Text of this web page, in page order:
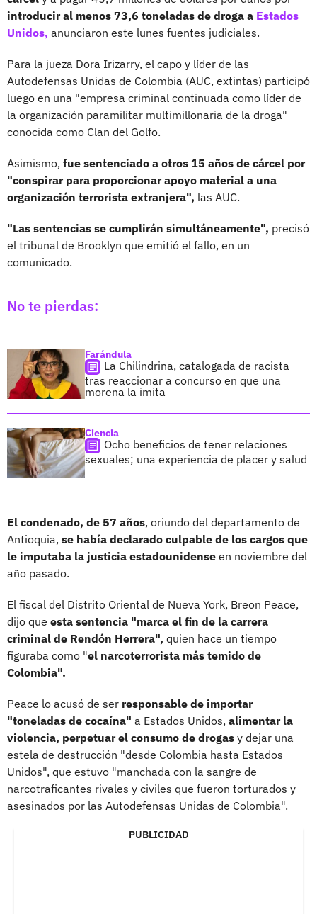
introducir al menos 73,6 toneladas de droga a Estados
Unidos, anunciaron este lunes fuentes judiciales.
Para la jueza Dora Irizarry, el capo y líder de las
Autodefensas Unidas de Colombia (AUC, extintas) participó
luego en una "empresa criminal continuada como líder de
la organización paramilitar multimillonaria de la droga"
conocida como Clan del Golfo.
Asimismo, fue sentenciado a otros 15 años de cárcel por
"conspirar para proporcionar apoyo material a una
organización terrorista extranjera", las AUC.
"Las sentencias se cumplirán simultáneamente", precisó
el tribunal de Brooklyn que emitió el fallo, en un
comunicado.
No te pierdas:
Farándula
La Chilindrina, catalogada de racista
tras reaccionar a concurso en que una
morena la imita
Ciencia
Ocho beneficios de tener relaciones
sexuales; una experiencia de placer y salud
El condenado, de 57 años, oriundo del departamento de
Antioquia, se había declarado culpable de los cargos que
le imputaba la justicia estadounidense en noviembre del
año pasado.
El fiscal del Distrito Oriental de Nueva York, Breon Peace,
dijo que esta sentencia "marca el fin de la carrera
criminal de Rendón Herrera", quien hace un tiempo
figuraba como "el narcoterrorista más temido de
Colombia".
Peace lo acusó de ser responsable de importar
"toneladas de cocaína" a Estados Unidos, alimentar la
violencia, perpetuar el consumo de drogas y dejar una
estela de destrucción "desde Colombia hasta Estados
Unidos", que estuvo "manchada con la sangre de
narcotraficantes rivales y civiles que fueron torturados y
asesinados por las Autodefensas Unidas de Colombia".
PUBLICIDAD